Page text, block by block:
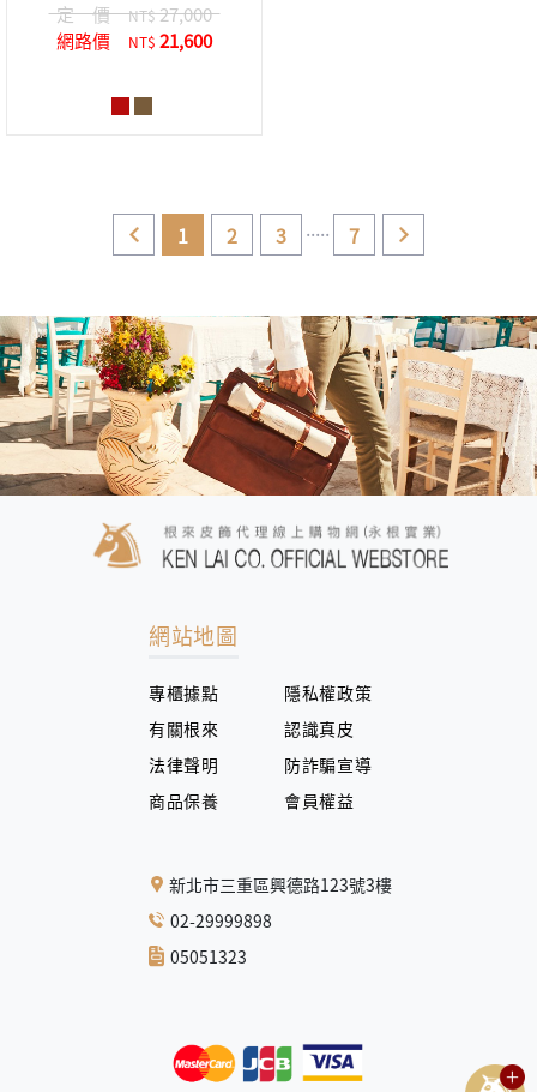
定 價 NT$27,000
網路價
NT$ 21,600
1 2 3 ..... 7
網站地圖
專櫃據點
隱私權政策
有關根來
認識真皮
法律聲明
防詐騙宣導
商品保養
會員權益
新北市三重區興德路123號3樓
02-29999898
05051323